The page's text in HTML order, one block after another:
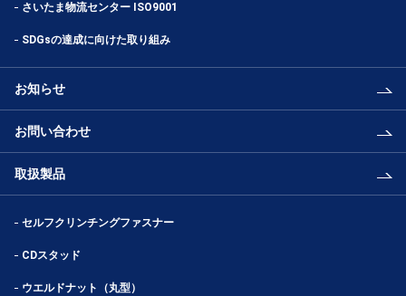
さいたま物流センター ISO9001
SDGsの達成に向けた取り組み
お知らせ
お問い合わせ
取扱製品
セルフクリンチングファスナー
CDスタッド
ウエルドナット（丸型）